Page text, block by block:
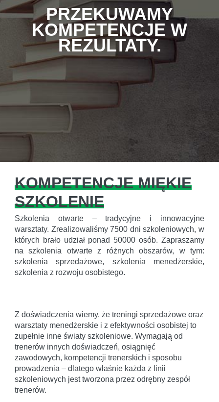
PRZEKUWAMY
KOMPETENCJE W
REZULTATY.
KOMPETENCJE MIĘKIE
SZKOLENIE
Szkolenia otwarte – tradycyjne i innowacyjne
warsztaty. Zrealizowaliśmy 7500 dni szkoleniowych, w
których brało udział ponad 50000 osób. Zapraszamy
na szkolenia otwarte z różnych obszarów, w tym:
szkolenia sprzedażowe, szkolenia menedżerskie,
szkolenia z rozwoju osobistego.
Z doświadczenia wiemy, że treningi sprzedażowe oraz
warsztaty menedżerskie i z efektywności osobistej to
zupełnie inne światy szkoleniowe. Wymagają od
trenerów innych doświadczeń, osiągnięć
zawodowych, kompetencji trenerskich i sposobu
prowadzenia – dlatego właśnie każda z linii
szkoleniowych jest tworzona przez odrębny zespół
trenerów.